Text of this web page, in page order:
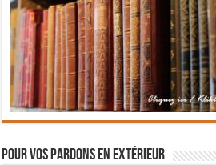
Pour vos pardons en extérieur